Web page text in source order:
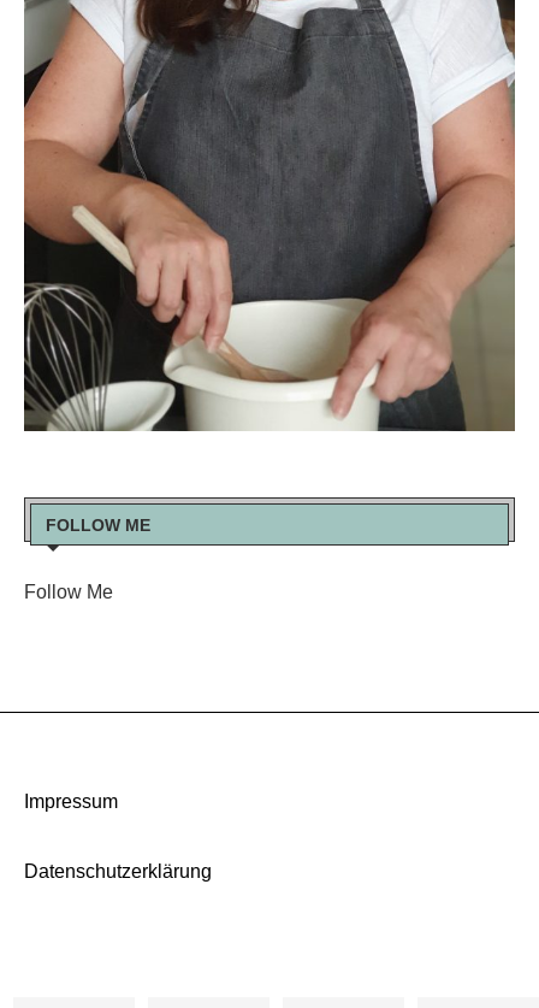
FOLLOW ME
Follow Me
Impressum
Datenschutzerklärung